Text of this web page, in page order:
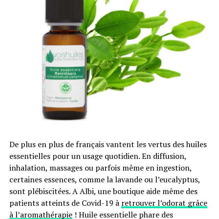
RUBRIQUES CONNEXES: PÉTROLE
PÉTROLE DE SCHISTE
PIC DE PRODUCTION
PRODUCTION SABLES BITUMINEUX
2013 : Un monde toujours plus énergivore
NE MANQUEZ PAS
Des panneaux de construction en … paille, alternative
De plus en plus de français vantent les vertus des huiles
essentielles pour un usage quotidien. En diffusion,
inhalation, massages ou parfois même en ingestion,
certaines essences, comme la lavande ou l’eucalyptus,
sont plébiscitées. A Albi, une boutique aide même des
patients atteints de Covid-19 à retrouver l’odorat grâce
à l’aromathérapie! Huile essentielle phare des